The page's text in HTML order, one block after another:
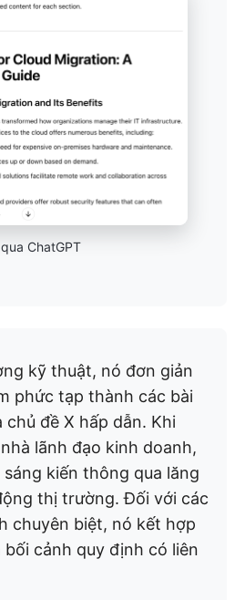
qua ChatGPT
kỹ thuật, nó đơn giản
phức tạp thành các bài
chủ đề X hấp dẫn. Khi
lãnh đạo kinh doanh,
kiến thông qua lăng
thị trường. Đối với các
chuyên biệt, nó kết hợp
cảnh quy định có liên